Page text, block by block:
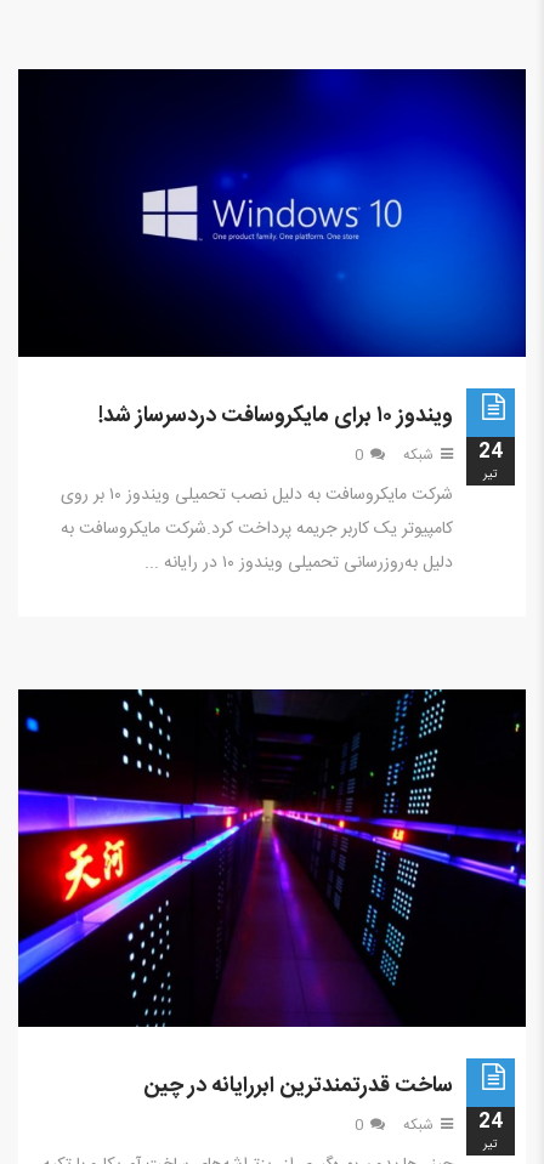
ویندوز ۱۰ برای مایکروسافت دردسرساز شد!
شبکه 0
شرکت مایکروسافت به دلیل نصب تحمیلی ویندوز ۱۰ بر روی
کامپیوتر یک کاربر جریمه پرداخت کرد.شرکت مایکروسافت به
دلیل به‌روزرسانی تحمیلی ویندوز ۱۰ در رایانه ...
24
تير
ساخت قدرتمندترین ابررایانه در چین
شبکه 0 24
تير